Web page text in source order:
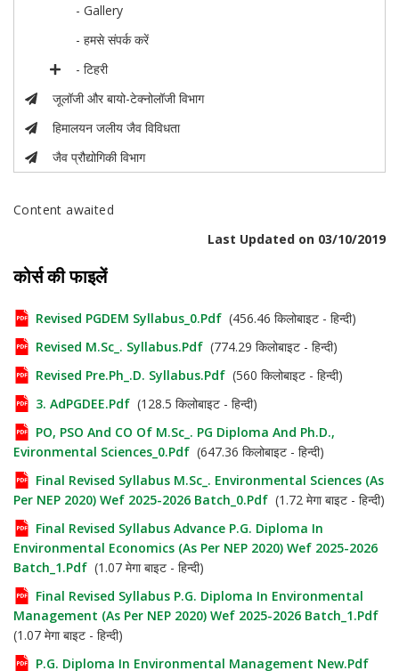
- Gallery
- हमसे संपर्क करें
- टिहरी
जूलॉजी और बायो-टेक्नोलॉजी विभाग
हिमालयन जलीय जैव विविधता
जैव प्रौद्योगिकी विभाग
Content awaited
Last Updated on 03/10/2019
कोर्स की फाइलें
Revised PGDEM Syllabus_0.pdf (456.46 किलोबाइट - हिन्दी)
Revised M.Sc_. Syllabus.pdf (774.29 किलोबाइट - हिन्दी)
Revised Pre.Ph_.D. Syllabus.pdf (560 किलोबाइट - हिन्दी)
3. AdPGDEE.pdf (128.5 किलोबाइट - हिन्दी)
PO, PSO And CO Of M.Sc_. PG Diploma And Ph.D.,
Evironmental Sciences_0.pdf (647.36 किलोबाइट - हिन्दी)
Final Revised Syllabus M.Sc_. Environmental Sciences (As
Per NEP 2020) Wef 2025-2026 Batch_0.pdf (1.72 मेगा बाइट - हिन्दी)
Final Revised Syllabus Advance P.G. Diploma In
Environmental Economics (As Per NEP 2020) Wef 2025-2026
Batch_1.pdf (1.07 मेगा बाइट - हिन्दी)
Final Revised Syllabus P.G. Diploma In Environmental
Management (As Per NEP 2020) Wef 2025-2026 Batch_1.pdf
(1.07 मेगा बाइट - हिन्दी)
P.G. Diploma In Environmental Management New.pdf